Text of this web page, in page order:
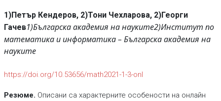
1)Петър Кендеров, 2)Тони Чехларова, 2)Георги
Гачев1)Българска академия на науките2)Институт по
математика и информатика – Българска академия на
науките
https://doi.org/10.53656/math2021-1-3-onl
Резюме. Описани са характерните особености на онлайн